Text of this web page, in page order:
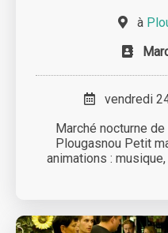
à
vendredi
Marché nocturne
Plougasnou Petit
animations :